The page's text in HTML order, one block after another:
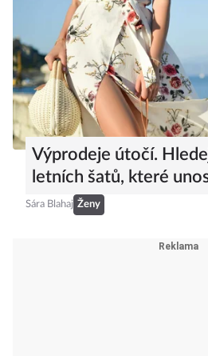
Výprodeje útočí.
letních šatů, které
Sára Blahaj Ženy